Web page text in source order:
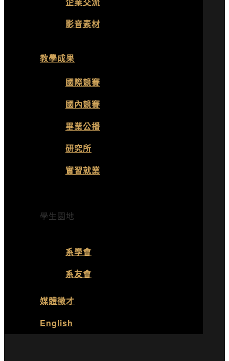
影音素材
教學成果
國際競賽
國內競賽
畢業公播
研究所
實習就業
學生園地
系學會
系友會
媒體徵才
English